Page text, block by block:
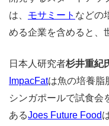
は、 モサミート などの
める企業を含めると、
日本人研究者杉井重紀
ImpacFatは魚の培養脂
シンガポールで試食会
あるJoes Future Food